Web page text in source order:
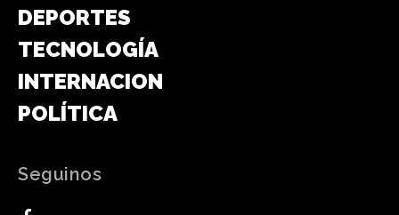
DEPORTES
TECNOLOGÍA
INTERNACIONAL
POLÍTICA
Seguinos